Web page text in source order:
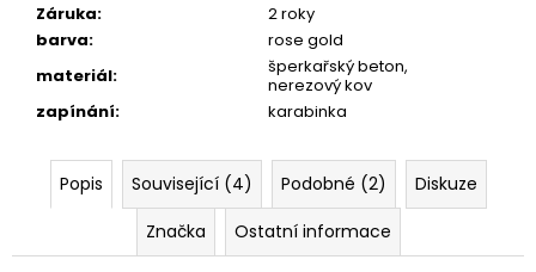
Záruka:
2 roky
barva:
rose gold
materiál:
šperkařský beton,
nerezový kov
zapínání: karabinka
Popis Související (4) Podobné (2)
Diskuze
Značka
Ostatní informace